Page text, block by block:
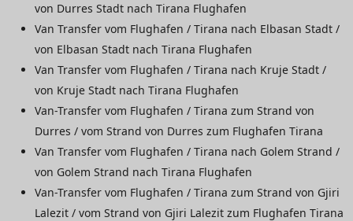
von Durres Stadt nach Tirana Flughafen
Van Transfer vom Flughafen / Tirana nach Elbasan Stadt /
von Elbasan Stadt nach Tirana Flughafen
Van Transfer vom Flughafen / Tirana nach Kruje Stadt /
von Kruje Stadt nach Tirana Flughafen
Van-Transfer vom Flughafen / Tirana zum Strand von
Durres / vom Strand von Durres zum Flughafen Tirana
Van Transfer vom Flughafen / Tirana nach Golem Strand /
von Golem Strand nach Tirana Flughafen
Van-Transfer vom Flughafen / Tirana zum Strand von Gjiri
Lalezit / vom Strand von Gjiri Lalezit zum Flughafen Tirana